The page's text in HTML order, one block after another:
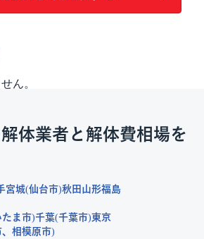
ん。
体業者と解体費相場を
宮城 仙台市 秋田 山形福島
たま市 千葉 千葉市 東京
相模原市